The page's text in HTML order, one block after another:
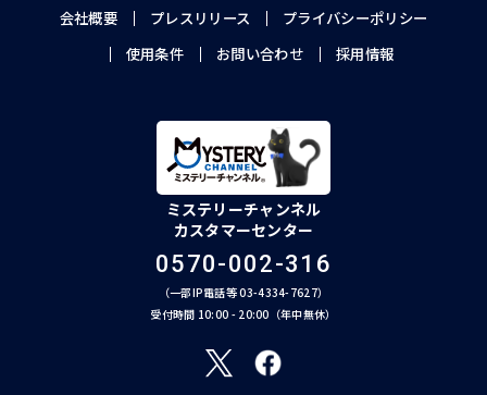
会社概要 プレスリリース
プライバシーポリシー
使用条件
お問い合わせ 採用情報
ミステリーチャンネル
カスタマーセンター
0570-002-316
（一部IP電話等 03-4334-7627）
受付時間 10:00 - 20:00（年中無休）